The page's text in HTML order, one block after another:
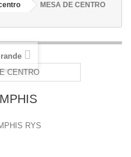
MESA DE CENTRO
RYS